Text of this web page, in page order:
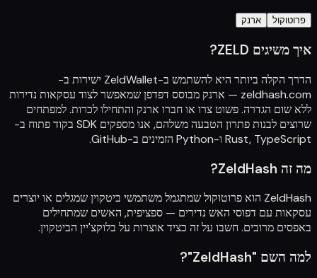
פרוטוקול ארנק
איך משיגים ZELD?
הדרך הקלה ביותר היא להשתמש ב-ZeldWallet ישירות ב-
zeldhash.com — ארנק מבוסס דפדפן שמאפשר לצוד עסקאות נדירות
ללא שום הגדרה. פשוט צרו או חברו ארנק והתחילו לכרות. למפתחים
שרוצים לבנות פתרון הטבעה משלהם, אנו מספקים SDK בקוד פתוח ב-
Rust, TypeScript ו-Python הזמינים ב-
GitHub
.
מה זה ZeldHash?
ZeldHash הוא פרוטוקול שמתגמל משתמשי ביטקוין שמגלים או יוצרים
עסקאות עם דפוסי האש נדירים — ספציפית, האשים שמתחילים
באפסים מרובים. חשבו על זה כציד אוצרות על בלוקצ'יין הביטקוין.
למה השם "ZeldHash"?